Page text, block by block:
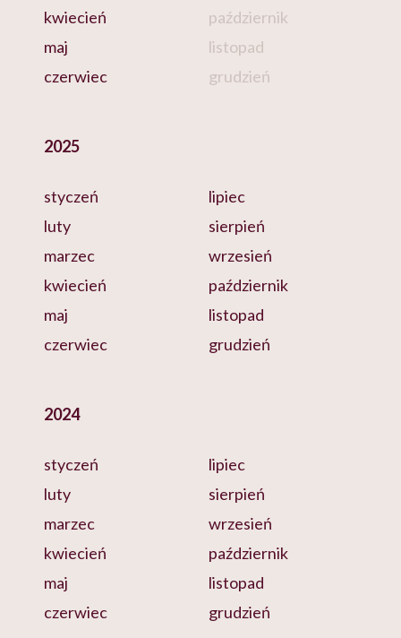
kwiecień
maj
czerwiec
październik
listopad
grudzień
2025
styczeń
luty
marzec
kwiecień
maj
czerwiec
lipiec
sierpień
wrzesień
październik
listopad
grudzień
2024
styczeń
luty
marzec
kwiecień
maj
czerwiec
lipiec
sierpień
wrzesień
październik
listopad
grudzień